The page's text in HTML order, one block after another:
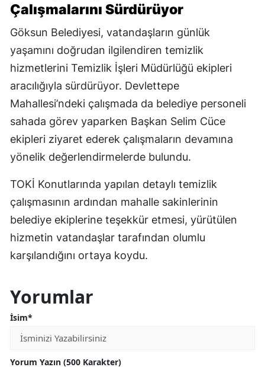
Çalışmalarını Sürdürüyor
Göksun Belediyesi, vatandaşların günlük
yaşamını doğrudan ilgilendiren temizlik
hizmetlerini Temizlik İşleri Müdürlüğü ekipleri
aracılığıyla sürdürüyor. Devlettepe
Mahallesi’ndeki çalışmada da belediye personeli
sahada görev yaparken Başkan Selim Cüce
ekipleri ziyaret ederek çalışmaların devamına
yönelik değerlendirmelerde bulundu.
TOKİ Konutlarında yapılan detaylı temizlik
çalışmasının ardından mahalle sakinlerinin
belediye ekiplerine teşekkür etmesi, yürütülen
hizmetin vatandaşlar tarafından olumlu
karşılandığını ortaya koydu.
Yorumlar
İsim*
Yorum Yazın (500 Karakter)